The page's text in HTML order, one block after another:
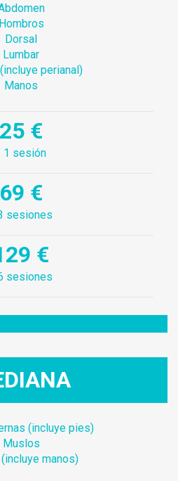
Hombros
Dorsal
Lumbar
perianal)
Manos
25 €
1 sesión
69 €
sesiones
€
sesiones
(incluye pies)
Muslos
manos)